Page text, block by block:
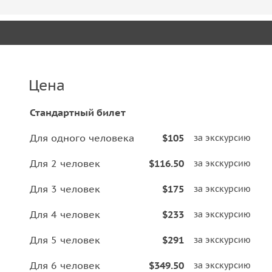
Цена
Стандартный билет
Для одного человека $105 за экскурсию
Для 2 человек $116.50 за экскурсию
Для 3 человек $175 за экскурсию
Для 4 человек $233 за экскурсию
Для 5 человек $291 за экскурсию
Для 6 человек $349.50 за экскурсию